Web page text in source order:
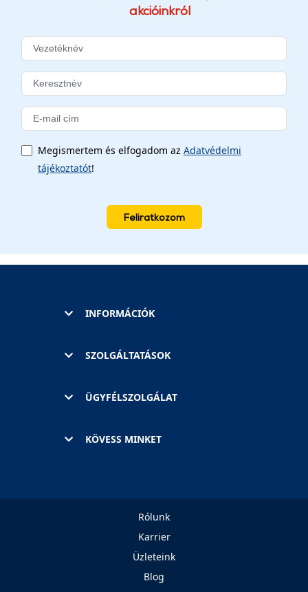
akcióinkról
Megismertem és elfogadom az Adatvédelmi
tájékoztatót!
Feliratkozom
INFORMÁCIÓK
SZOLGÁLTATÁSOK
ÜGYFÉLSZOLGÁLAT
KÖVESS MINKET
Rólunk
Karrier
Üzleteink
Blog